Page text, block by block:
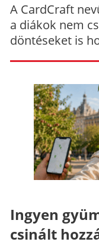
A CardCraft
a diákok nem
döntéseket is
Ingyen
csinált